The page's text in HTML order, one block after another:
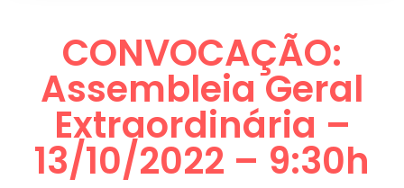
CONVOCAÇÃO:
Assembleia Geral
Extraordinária –
13/10/2022 – 9:30h